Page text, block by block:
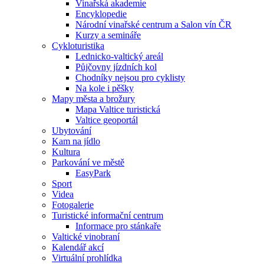
Vinařská akademie
Encyklopedie
Národní vinařské centrum a Salon vín ČR
Kurzy a semináře
Cykloturistika
Lednicko-valtický areál
Půjčovny jízdních kol
Chodníky nejsou pro cyklisty
Na kole i pěšky
Mapy města a brožury
Mapa Valtice turistická
Valtice geoportál
Ubytování
Kam na jídlo
Kultura
Parkování ve městě
EasyPark
Sport
Videa
Fotogalerie
Turistické informační centrum
Informace pro stánkaře
Valtické vinobraní
Kalendář akcí
Virtuální prohlídka